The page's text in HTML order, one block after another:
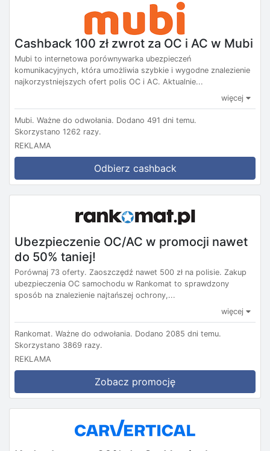
Cashback 100 zł zwrot za OC i AC w Mubi
Mubi to internetowa porównywarka ubezpieczeń
komunikacyjnych, która umożliwia szybkie i wygodne znalezienie
najkorzystniejszych ofert polis OC i AC. Aktualnie...
więcej
Mubi. Ważne do odwołania. Dodano 491 dni temu.
Skorzystano 1262 razy.
REKLAMA
Odbierz cashback
Ubezpieczenie OC/AC w promocji nawet
do 50% taniej!
Porównaj 73 oferty. Zaoszczędź nawet 500 zł na polisie. Zakup
ubezpieczenia OC samochodu w Rankomat to sprawdzony
sposób na znalezienie najtańszej ochrony,...
więcej
Rankomat. Ważne do odwołania. Dodano 2085 dni temu.
Skorzystano 3869 razy.
REKLAMA
Zobacz promocję